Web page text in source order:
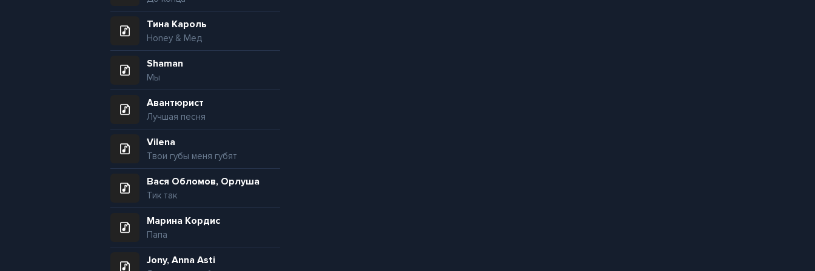
Тина Кароль
Honey & Мед
Shaman
Мы
Авантюрист
Лучшая песня
Vilena
Твои губы меня губят
Вася Обломов, Орлуша
Тик так
Марина Кордис
Папа
Jony, Anna Asti